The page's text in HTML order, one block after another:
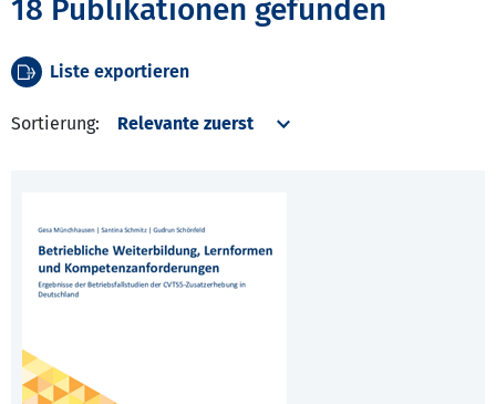
18 Publikationen gefunden
Liste exportieren
Sortierung: